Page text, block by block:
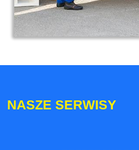
NASZE SERWISY